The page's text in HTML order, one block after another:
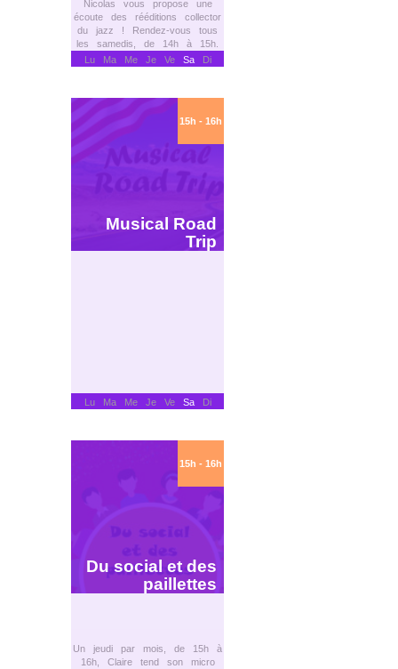
Nicolas vous propose une
écoute des rééditions collector
du jazz ! Rendez-vous tous
les samedis, de 14h à 15h.
Lu Ma Me Je Ve SaDi
15h - 16h
Musical Road
Trip
Lu Ma Me Je Ve SaDi
15h - 16h
Du social et des
paillettes
Un jeudi par mois, de 15h à
16h, Claire tend son micro